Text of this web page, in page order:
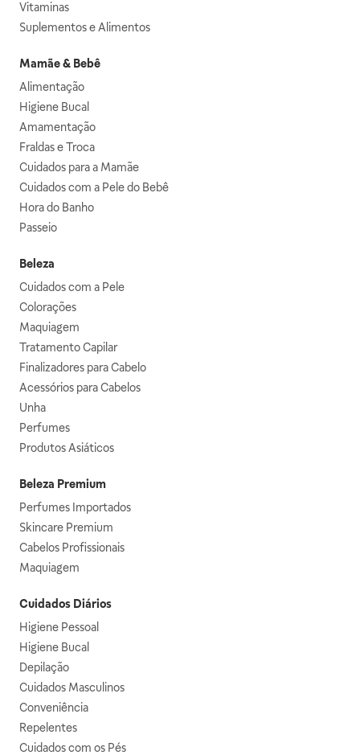
Vitaminas
Suplementos e Alimentos
Mamãe & Bebê
Alimentação
Higiene Bucal
Amamentação
Fraldas e Troca
Cuidados para a Mamãe
Cuidados com a Pele do Bebê
Hora do Banho
Passeio
Beleza
Cuidados com a Pele
Colorações
Maquiagem
Tratamento Capilar
Finalizadores para Cabelo
Acessórios para Cabelos
Unha
Perfumes
Produtos Asiáticos
Beleza Premium
Perfumes Importados
Skincare Premium
Cabelos Profissionais
Maquiagem
Cuidados Diários
Higiene Pessoal
Higiene Bucal
Depilação
Cuidados Masculinos
Conveniência
Repelentes
Cuidados com os Pés